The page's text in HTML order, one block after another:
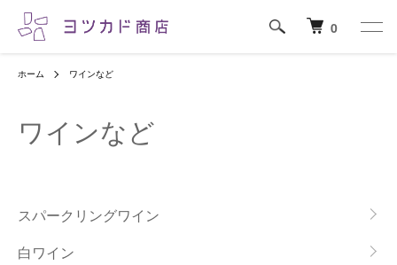
0
ホーム ワインなど
ワインなど
スパークリングワイン
白ワイン